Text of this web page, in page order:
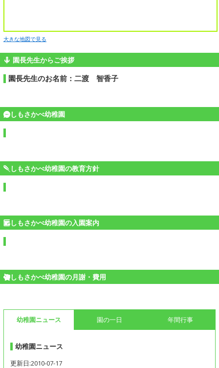
大きな地図で見る
園長先生からご挨拶
園長先生のお名前：二渡 智香子
しもさかべ幼稚園
しもさかべ幼稚園の教育方針
しもさかべ幼稚園の入園案内
しもさかべ幼稚園の月謝・費用
幼稚園ニュース 園の一日 年間行事
幼稚園ニュース
更新日:2010-07-17